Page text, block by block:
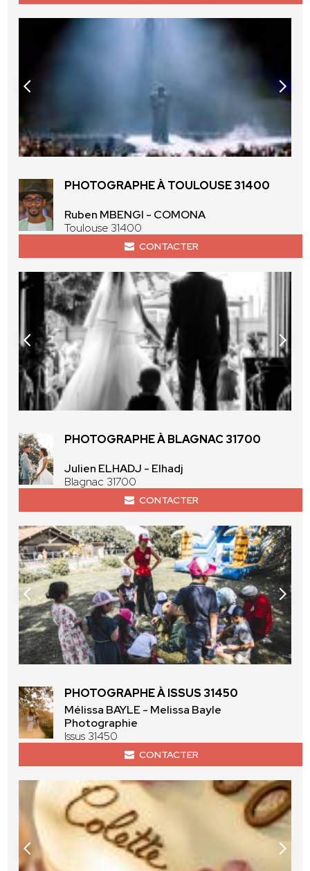
PHOTOGRAPHE À TOULOUSE 31400
Ruben MBENGI - COMONA
Toulouse 31400
CONTACTER
PHOTOGRAPHE À BLAGNAC 31700
Julien ELHADJ - Elhadj
Blagnac 31700
CONTACTER
PHOTOGRAPHE À ISSUS 31450
Mélissa BAYLE - Melissa Bayle
Photographie
Issus 31450
CONTACTER